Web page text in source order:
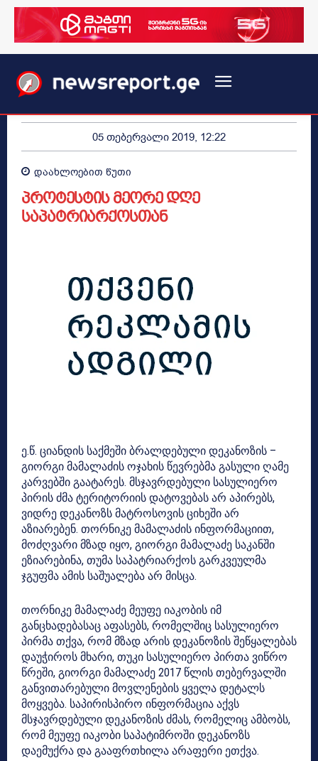
05 თებერვალი 2019, 12:22
დაახლოებით წუთი
პროტესტის მეორე დღე
საპატრიარქოსთან
ე.წ. ციანდის საქმეში ბრალდებული დეკანოზის –
გიორგი მამალაძის ოჯახის წევრებმა გასული ღამე
კარვებში გაატარეს. მსჯავრდებული სასულიერო
პირის ძმა ტერიტორიის დატოვებას არ აპირებს,
ვიდრე დეკანოზს მატროსოვის ციხეში არ
აზიარებენ. თორნიკე მამალაძის ინფორმაციით,
მოძღვარი მზად იყო, გიორგი მამალაძე საკანში
ეზიარებინა, თუმა საპატრიარქოს გარკვეულმა
ჯგუფმა ამის საშუალება არ მისცა.
თორნიკე მამალაძე მეუფე იაკობის იმ
განცხადებასაც აფასებს, რომელშიც სასულიერო
პირმა თქვა, რომ მზად არის დეკანოზის შეწყალებას
დაუჭიროს მხარი, თუკი სასულიერო პირთა ვიწრო
წრეში, გიორგი მამალაძე 2017 წლის თებერვალში
განვითარებული მოვლენების ყველა დეტალს
მოყვება. საპირისპირო ინფორმაცია აქვს
მსჯავრდებული დეკანოზის ძმას, რომელიც ამბობს,
რომ მეუფე იაკობი საპატიმროში დეკანოზს
დაემუქრა და გააფრთხილა არაფერი ეთქვა.